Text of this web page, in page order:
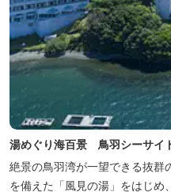
湯めぐり海百景 鳥羽シーサイ
絶景の鳥羽湾が一望できる抜群
を備えた「風見の湯」をはじめ